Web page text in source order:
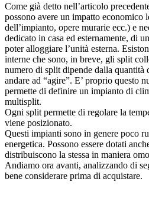
Come già detto nell’articolo
possono avere un impatto economico
dell’impianto, opere murarie ecc.) e
dedicato in casa ed esternamente, di
poter alloggiare l’unità esterna.
interne che sono, in breve, gli split
numero di split dipende dalla
andare ad “agire”. E’ proprio questo
permette di definire un impianto di
multisplit.
Ogni split permette di regolare la
viene posizionato.
Questi impianti sono in genere poco
energetica. Possono essere dotati
distribuiscono la stessa in maniera
Andiamo ora avanti, analizzando di
bene considerare prima di acquistare.